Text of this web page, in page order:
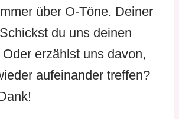
über O-Töne. Deiner
du uns deinen
erzählst uns davon,
aufeinander treffen?